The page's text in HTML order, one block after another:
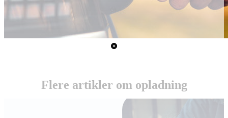
Flere artikler om opladning